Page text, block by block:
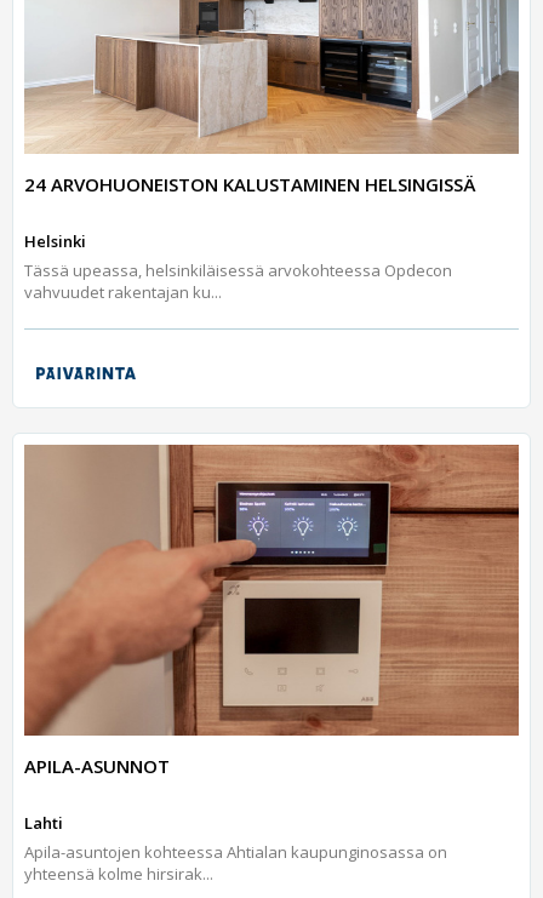
24 ARVOHUONEISTON KALUSTAMINEN HELSINGISSÄ
Helsinki
Tässä upeassa, helsinkiläisessä arvokohteessa Opdecon
vahvuudet rakentajan ku...
APILA-ASUNNOT
Lahti
Apila-asuntojen kohteessa Ahtialan kaupunginosassa on
yhteensä kolme hirsirak...